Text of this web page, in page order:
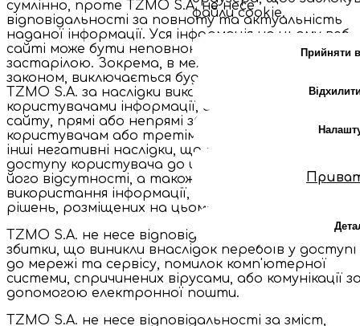
сумлінно, проте TZMO S.A. не несе
відповідальності за повноту та актуальність
наданої інформації. Уся інформація на цьому веб-
сайті може бути неповною, скороченою або
застарілою. Зокрема, в межах, дозволених
законом, виключається будь-яка відповідальність
TZMO S.A. за наслідки використання
користувачами інформації, отриманої з веб-
сайту, прямі або непрямі збитки, шкоду,
користувачам або третім особам, а також за
інші негативні наслідки, що випливають з
доступу користувача до цього веб-сайту або
його відсутності, а також за ті, що випливають
використання інформації, послуг, інструментів і
рішень, розміщених на цьому веб-сайті.
TZMO S.A. не несе відповідальності за шкоду або
збитки, що виникли внаслідок перебоїв у доступі
до мережі та сервісу, помилок комп'ютерної
системи, спричинених вірусами, або комунікації
допомогою електронної пошти.
TZMO S.A. не несе відповідальності за зміст,
файли cookie.
Прийняти